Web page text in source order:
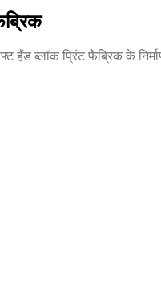
हैंड ब्लॉक प्रिंट फैब्रिक के